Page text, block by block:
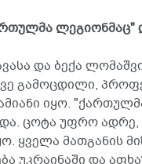
და ბექა
გამოცდილი,
იყო.
ცოტა უფრო ადრე,
ყველა მათგანის
უკრაინაში და